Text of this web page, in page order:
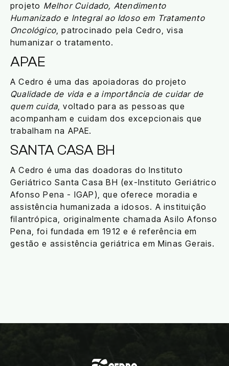
projeto Melhor Cuidado, Atendimento
Humanizado e Integral ao Idoso em Tratamento
Oncológico, patrocinado pela Cedro, visa
humanizar o tratamento.
APAE
A Cedro é uma das apoiadoras do projeto
Qualidade de vida e a importância de cuidar de
quem cuida, voltado para as pessoas que
acompanham e cuidam dos excepcionais que
trabalham na APAE.
SANTA CASA BH
A Cedro é uma das doadoras do Instituto
Geriátrico Santa Casa BH (ex-Instituto Geriátrico
Afonso Pena - IGAP), que oferece moradia e
assistência humanizada a idosos. A instituição
filantrópica, originalmente chamada Asilo Afonso
Pena, foi fundada em 1912 e é referência em
gestão e assistência geriátrica em Minas Gerais.